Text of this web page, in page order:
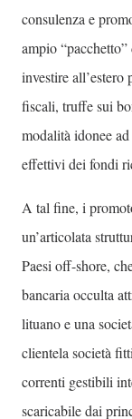
consulenza e
ampio
investire
fiscali, truffe sui
modalità idonee
effettivi dei fondi
A tal fine, i
un’articolata
Paesi off-shore,
bancaria occulta
lituano e una
clientela società
correnti gestibili
scaricabile dai